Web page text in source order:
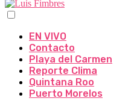
EN VIVO
Contacto
Playa del Carmen
Reporte Clima
Quintana Roo
Puerto Morelos